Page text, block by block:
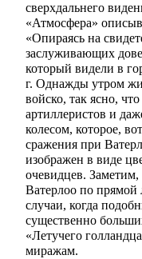
сверхдальнего
«Атмосфера»
«Опираясь на
заслуживающих
который видели в
г. Однажды утром
войско, так ясно,
артиллеристов и
колесом, которое,
сражения при
изображен в виде
очевидцев. Заметим,
Ватерлоо по
случаи, когда
существенно
«Летучего
миражам.